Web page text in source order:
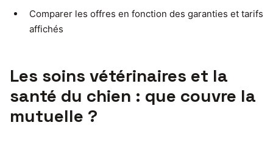
Comparer les offres en fonction des garanties et tarifs
affichés
Les soins vétérinaires et la
santé du chien : que couvre la
mutuelle ?